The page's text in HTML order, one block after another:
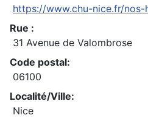
https://www.chu-nice.fr/nos-
Rue :
31 Avenue de Valombrose
Code postal:
06100
Localité/Ville:
Nice